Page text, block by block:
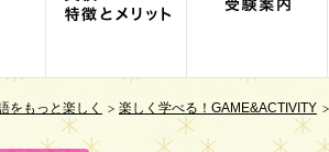
をもっと楽しく 楽しく学べる！GAME&ACTIVITY